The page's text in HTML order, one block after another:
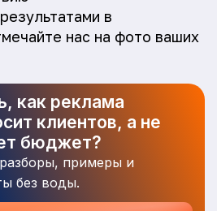
в
нас на фото ваших
как реклама
клиентов, а не
бюджет?
примеры и
без воды.